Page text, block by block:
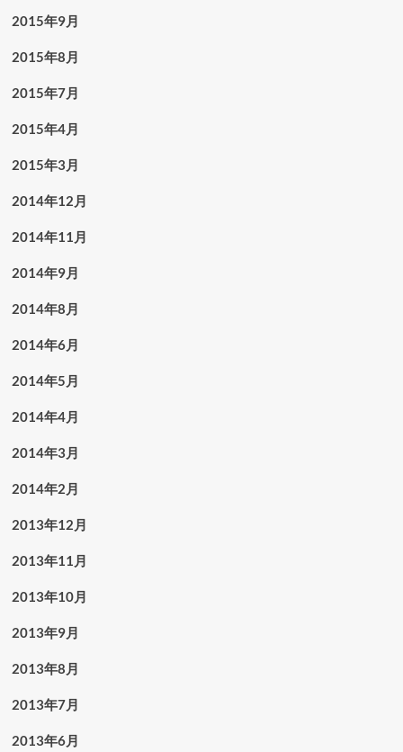
2015年9月
2015年8月
2015年7月
2015年4月
2015年3月
2014年12月
2014年11月
2014年9月
2014年8月
2014年6月
2014年5月
2014年4月
2014年3月
2014年2月
2013年12月
2013年11月
2013年10月
2013年9月
2013年8月
2013年7月
2013年6月